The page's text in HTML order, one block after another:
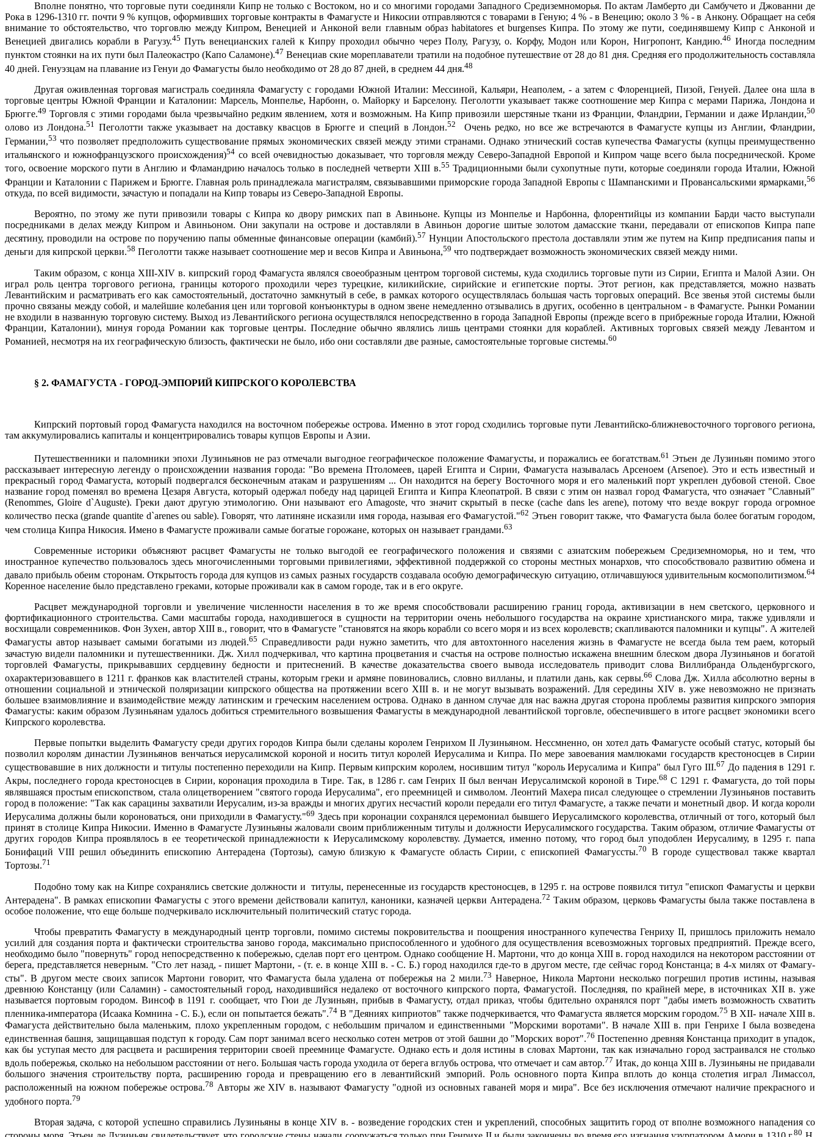
Вполне понятно, что торговые пути соединяли Кипр не только с Востоком, но и со многими городами Западного Средиземноморья. По актам Ламберто ди Самбучето и Джованни де
Рока в 1296-1310 гг. почти 9 % купцов, оформивших торговые контракты в Фамагусте и Никосии отправляются с товарами в Геную; 4 % - в Венецию; около 3 % - в Анкону. Обращает на себя
внимание то обстоятельство, что торговлю между Кипром, Венецией и Анконой вели главным образhabitatores et burgensesКипра. По этому же пути, соединявшему Кипр с Анконой и
Венецией двигались корабли в Рагузу.45 Путь венецианских галей к Кипру проходил обычно через Полу, Рагузу, о. Корфу, Модон или Корон, Нигропонт, Кандию.46 Иногда последним
пунктом стоянки на их пути был Палеокастро (Капо Саламоне).47 Венециав ские мореплаватели тратили на подобное путешествие от 28 до 81 дня. Средняя его продолжительность составляла
40 дней. Генуэзцам на плавание из Генуи до Фамагусты было необходимо от 28 до 87 дней, в среднем 44 дня.48
Другая оживленная торговая магистраль соединяла Фамагусту с городами Южной Италии: Мессиной, Кальяри, Неаполем, - а затем с Флоренцией, Пизой, Генуей. Далее она шла в
торговые центры Южной Франции и Каталонии: Марсель, Монпелье, Нарбонн, о. Майорку и Барселону. Пеголотти указывает также соотношение мер Кипра с мерами Парижа, Лондона и
Брюгге.49 Торговля с этими городами была чрезвычайно редким явлением, хотя и возможным. На Кипр привозили шерстяные ткани из Франции, Фландрии, Германии и даже Ирландии,50
олово из Лондона.51 Пеголотти также указывает на доставку квасцов в Брюгге и специй в Лондон.52
Очень редко, но все же встречаются в Фамагусте купцы из Англии, Фландрии,
Германии,53 что позволяет предположить существование прямых экономических связей между этими странами. Однако этнический состав купечества Фамагусты (купцы преимущественно
итальянского и южнофранцузского происхождения)54 со всей очевидностью доказывает, что торговля между Северо-Западной Европой и Кипром чаще всего была посреднической. Кроме
того, освоение морского пути в Англию и Фламандрию началось только в последней четверти XIII в.55 Традиционными были сухопутные пути, которые соединяли города Италии, Южной
Фран­ции и Каталонии с Парижем и Брюгге. Главная роль принадлежала магистралям, связывавшими приморские города Западной Европы с Шампанскими и Провансальскими ярмарками,56
откуда, по всей ви­димости, зачастую и попадали на Кипр товары из Северо-Западной Европы.
Вероятно, по этому же пути привозили товары с Кипра ко двору римских пап в Авиньоне. Купцы из Монпелье и Нарбонна, флорентий­цы из компании Барди часто выступали
посредниками в делах между Кипром и Авиньоном. Они закупали на острове и доставляли в Авинь­он дорогие шитые золотом дамасские ткани, передавали от епископов Кипра папе
десятину, проводили на острове по поручению папы обмен­ные финансовые операции (камбий).57 Нунции Апостольского престола доставляли этим же путем на Кипр предписания папы и
деньги для кипрской церкви.58 Пеголотти также называет соотношение мер и весов Кипра и Авиньона,59 что подтверждает возможность экономиче­ских связей между ними.
Таким образом, с конца ХIII-ХIV в. кипрский город Фамагуста являлся своеобразным центром торговой системы, куда сходились торговые пути из Сирии, Египта и Малой Азии. Он
играл роль центра торгового региона, границы которого проходили через турецкие, киликийские, сирийские и египетские порты. Этот регион, как представ­ляется, можно назвать
Левантийским и расматривать его как самосто­ятельный, достаточно замкнутый в себе, в рамках которого осуществ­лялась большая часть торговых операций. Все звенья этой системы были
прочно связаны между собой, и малейшие колебания цен или торговой конъюнктуры в одном звене немедленно отзывались в других, особенно в центральном - в Фамагусте. Рынки Романии
не входи­ли в названную торговую систему. Выход из Левантийского региона осуществлялся непосредственно в города Западной Европы (прежде всего в прибрежные города Италии, Южной
Франции, Каталонии), минуя города Романии как торговые центры. Последние обычно явля­лись лишь центрами стоянки для кораблей. Активных торговых связей между Левантом и
Романией, несмотря на их географическую близость, фактически не было, ибо они составляли две разные, самостоятельные торговые системы.60
§ 2. ФАМАГУСТА - ГОРОД-ЭМПОРИЙ КИПРСКОГО КОРОЛЕВСТВА
Кипрский портовый город Фамагуста находился на восточном побережье острова. Именно в этот город сходились торговые пути Левантийско-ближневосточного торгового региона,
там аккумулировались капиталы и концентрировались товары купцов Европы и Азии.
Путешественники и паломники эпохи Лузиньянов не раз отмечали выгодное географическое положение Фамагусты, и поражались ее богатствам.61 Этьен де Лузиньян помимо этого
рассказывает интересную легенду о происхождении названия города: "Во времена Птоломеев, царей Египта и Сирии, Фамагуста называлась Арсеноем (Arsenoe). Это и есть известный и
прекрасный город Фамагуста, который подвергался бесконечным атакам и разрушениям ... Он находится на берегу Восточного моря и его маленький порт укреплен дубовой стеной. Свое
название город поменял во времена Цезаря Августа, который одержал победу над царицей Египта и Кипра Клеопатрой. В связи с этим он назвал город Фамагуста, что означает "Славный"
(Renommes, Gloire d`Auguste). Греки дают другую этимологию. Они называют его Аmagoste, что значит скрытый в песке (cache dans les arene), потому что везде вокруг города огромное
количество песка (grande quantite d`arenes ou sable). Говорят, что латиняне исказили имя города, называя его Фамагустой."62 Этьен говорит также, что Фамагуста была более богатым городом,
чем столица Кипра Никосия. Имено в Фамагусте проживали самые богатые горожане, которых он называет грандами.63
Современные историки объясняют расцвет Фамагусты не только выгодой ее географического положения и связями с азиатским побережьем Средиземноморья, но и тем, что
иностранное купечество пользовалось здесь многочисленными торговыми привилегиями, эффективной поддержкой со стороны местных монархов, что способствовало развитию обмена и
давало прибыль обеим сторонам. Открытость города для купцов из самых разных государств создавала особую демографическую ситуацию, отличавшуюся удивительным космополитизмом.64
Коренное население было представлено греками, которые проживали как в самом городе, так и в его округе.
Расцвет международной торговли и увеличение численности на­селения в то же время способствовали расширению границ города, активизации в нем светского, церковного и
фортификационного строительства. Сами масштабы города, находившегося в сущности на тер­ритории очень небольшого государства на окраине христианского ми­ра, также удивляли и
восхищали современников. Фон Зухен, автор XIII в., говорит, что в Фамагусте "становятся на якорь корабли со всего моря и из всех королевств; скапливаются паломники и купцы". А жителей
Фамагусты автор называет самыми богатыми из людей.65 Справедливости ради нужно заметить, что для автохтонного населе­ния жизнь в Фамагусте не всегда была тем раем, который
зачастую видели паломники и путешественники. Дж. Хилл подчеркивал, что картина процветания и счастья на острове полностью искажена внеш­ним блеском двора Лузиньянов и богатой
торговлей Фамагусты, при­крывавших сердцевину бедности и притеснений. В качестве доказа­тельства своего вывода исследователь приводит слова Виллибранда Ольденбургского,
охарактеризовавшего в 1211 г. франков как власти­телей страны, которым греки и армяне повиновались, словно вилланы, и платили дань, как сервы.66 Слова Дж. Хилла абсолютно верны в
отношении социальной и этнической поляризации кипрского обще­ства на протяжении всего XIII в. и не могут вызывать возражений. Для середины XIV в. уже невозможно не признать
большее взаимовлияние и взаимодействие между латинским и греческим населением острова. Однако в данном случае для нас важна другая сторона проблемы раз­вития кипрского эмпория
Фамагусты: каким образом Лузиньянам уда­лось добиться стремительного возвышения Фамагусты в международ­ной левантийской торговле, обеспечившего в итоге расцвет экономики всего
Кипрского королевства.
Первые попытки выделить Фамагусту среди других городов Кипра были сделаны королем Генрихом II Лузиньяном. Нессмненно, он хо­тел дать Фамагусте особый статус, который бы
позволил королям династии Лузиньянов венчаться иерусалимской короной и носить титул королей Иерусалима и Кипра. По мере завоевания мамлюками государств крестоносцев в Сирии
существовавшие в них должности и титулы постепенно переходили на Кипр. Первым кипрским королем, носившим титул "король Иерусалима и Кипра" был Гуго III.67 До падения в 1291 г.
Акры, последнего города крестоносцев в Сирии, коронация проходила в Тире. Так, в 1286 г. сам Генрих II был венчан Иерусалимской короной в Тире.68 С 1291 г. Фамагуста, до той поры
являвшаяся простым епископством, стала олицетворением "святого города Иерусалима", его преемницей и символом. Леонтий Махера писал следующее о стремлении Лузиньянов поставить
город в положение: "Так как сарацины захватили Иерусалим, из-за вражды и многих других несчастий короли передали его титул Фамагусте, а также печати и монетный двор. И когда короли
Иерусалима должны были короноваться, они приходили в Фамагусту."69 Здесь при коронации сохранялся церемониал бывшего Иерусалимского королевства, отличный от того, который был
принят в столице Кипра Никосии. Именно в Фамагусте Лузиньяны жаловали своим приближенным титулы и должности Иерусалимского государства. Таким образом, отличие Фамагусты от
других городов Кипра проявлялось в ее теоретической принадлежности к Иерусалимскому королевству. Думается, именно потому, что город был уподоблен Иерусалиму, в 1295 г. папа
Бонифаций VIII решил объединить епископию Антерадена (Тортозы), самую близкую к Фамагусте область Сирии, с епископией Фамагуссты.70 В городе существовал также квартал
Тортозы.71
Подобно тому как на Кипре сохранялись светские должности и титулы, перенесенные из государств крестоносцев, в 1295 г. на острове появился титул "епископ Фамагусты и церкви
Антерадена". В рамках епископии Фамагусты с этого времени действовали капитул, каноники, казначей церкви Антерадена.72 Таким образом, церковь Фамагусты была также поставлена в
особое положение, что еще больше подчеркивало исключительный политический статус города.
Чтобы превратить Фамагусту в международный центр торговли, помимо системы покровительства и поощрения иностранного купечества Генриху II, пришлось приложить немало
усилий для создания порта и фактически строительства заново города, максимально приспособленного и удобного для осуществления всевозможных торговых предприятий. Прежде всего,
необходимо было "повернуть" город непосредственно к побережью, сделав порт его центром. Однако сообще­ние Н. Мартони, что до конца XIII в. город находился на некотором расстоянии от
берега, представляется неверным. "Сто лет назад, - пишет Мартони, - (т. е. в конце XIII в. - С. Б.) город находился где-то в другом месте, где сейчас город Констанца; в 4-х милях от Фамагу­
сты". В другом месте своих записок Мартони говорит, что Фамагуста была удалена от побережья на 2 мили.73 Наверное, Никола Мартони несколько погрешил против истины, называя
древнюю Констанцу (или Саламин) - самостоятельный город, находившийся недалеко от восточного кипрского порта, Фамагустой. Последняя, по крайней мере, в источниках XII в. уже
называется портовым городом. Винсоф в 1191 г. сообщает, что Гюи де Лузиньян, прибыв в Фамагусту, отдал приказ, чтобы бдительно охранялся порт "дабы иметь возможность схватить
пленника-императора (Исаака Комнина - С. Б.), если он попытается бежать".74В "Деяниях киприотов" также подчеркивается, что Фама­густа является морским городом.75 В XII- начале XIII в.
Фамагуста действительно была маленьким, плохо укрепленным городом, с не­большим причалом и единственными "Морскими воротами". В начале XIII в. при Генрихе I была возведена
единственная башня, защищав­шая подступ к городу. Сам порт занимал всего несколько сотен метров от этой башни до "Морских ворот".76 Постепенно древняя Констанца приходит в упадок,
как бы уступая место для расцвета и расширения территории своей преемнице Фамагусте. Однако есть и доля истины в словах Мартони, так как изначально город застраивался не столько
вдоль побережья, сколько на небольшом расстоянии от него. Большая часть города уходила от берега вглубь острова, что отмечает и сам автор.77 Итак, до конца XIII в. Лузиньяны не придавали
большого значения строительству порта, расширению города и превращению его в левантийский эмпорий. Роль основного порта Кипра вплоть до конца столетия играл Лимассол,
расположенный на южном побережье ост­рова.78 Авторы же XIV в. называют Фамагусту "одной из основных гаваней моря и мира". Все без исключения отмечают наличие прекрас­ного и
удобного порта.79
Вторая задача, с которой успешно справились Лузиньяны в конце XIV в. - возведение городских стен и укреплений, способных защитить город от вполне возможного нападения со
80